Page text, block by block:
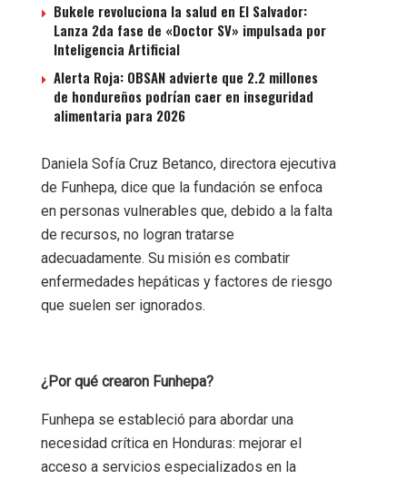
Bukele revoluciona la salud en El Salvador:
Lanza 2da fase de «Doctor SV» impulsada por
Inteligencia Artificial
Alerta Roja: OBSAN advierte que 2.2 millones
de hondureños podrían caer en inseguridad
alimentaria para 2026
Daniela Sofía Cruz Betanco, directora ejecutiva
de Funhepa, dice que la fundación se enfoca
en personas vulnerables que, debido a la falta
de recursos, no logran tratarse
adecuadamente. Su misión es combatir
enfermedades hepáticas y factores de riesgo
que suelen ser ignorados.
¿Por qué crearon Funhepa?
Funhepa se estableció para abordar una
necesidad crítica en Honduras: mejorar el
acceso a servicios especializados en la